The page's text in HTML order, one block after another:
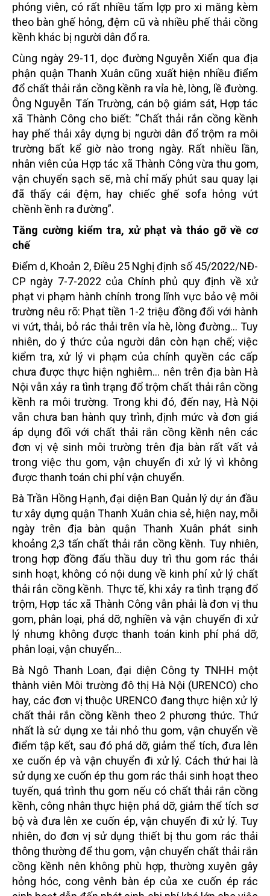
phóng viên, có rất nhiều tấm lợp pro xi măng kèm
theo bàn ghế hỏng, đệm cũ và nhiều phế thải cồng
kềnh khác bị người dân đổ ra.
Cùng ngày 29-11, dọc đường Nguyễn Xiển qua địa
phận quận Thanh Xuân cũng xuất hiện nhiều điểm
đổ chất thải rắn cồng kềnh ra vỉa hè, lòng, lề đường.
Ông Nguyễn Tấn Trường, cán bộ giám sát, Hợp tác
xã Thành Công cho biết: “Chất thải rắn cồng kềnh
hay phế thải xây dựng bị người dân đổ trộm ra môi
trường bất kể giờ nào trong ngày. Rất nhiều lần,
nhân viên của Hợp tác xã Thành Công vừa thu gom,
vận chuyển sạch sẽ, mà chỉ mấy phút sau quay lại
đã thấy cái đệm, hay chiếc ghế sofa hỏng vứt
chềnh ềnh ra đường”.
Tăng cường kiểm tra, xử phạtvà tháo gỡ về cơ
chế
Điểm d, Khoản 2, Điều 25 Nghị định số 45/2022/NĐ-
CP ngày 7-7-2022 của Chính phủ quy định về xử
phạt vi phạm hành chính trong lĩnh vực bảo vệ môi
trường nêu rõ: Phạt tiền 1-2 triệu đồng đối với hành
vi vứt, thải, bỏ rác thải trên vỉa hè, lòng đường… Tuy
nhiên, do ý thức của người dân còn hạn chế; việc
kiểm tra, xử lý vi phạm của chính quyền các cấp
chưa được thực hiện nghiêm… nên trên địa bàn Hà
Nội vẫn xảy ra tình trạng đổ trộm chất thải rắn cồng
kềnh ra môi trường. Trong khi đó, đến nay, Hà Nội
vẫn chưa ban hành quy trình, định mức và đơn giá
áp dụng đối với chất thải rắn cồng kềnh nên các
đơn vị vệ sinh môi trường trên địa bàn rất vất vả
trong việc thu gom, vận chuyển đi xử lý vì không
được thanh toán chi phí vận chuyển.
Bà Trần Hồng Hạnh, đại diện Ban Quản lý dự án đầu
tư xây dựng quận Thanh Xuân chia sẻ, hiện nay, mỗi
ngày trên địa bàn quận Thanh Xuân phát sinh
khoảng 2,3 tấn chất thải rắn cồng kềnh. Tuy nhiên,
trong hợp đồng đấu thầu duy trì thu gom rác thải
sinh hoạt, không có nội dung về kinh phí xử lý chất
thải rắn cồng kềnh. Thực tế, khi xảy ra tình trạng đổ
trộm, Hợp tác xã Thành Công vẫn phải là đơn vị thu
gom, phân loại, phá dỡ, nghiền và vận chuyển đi xử
lý nhưng không được thanh toán kinh phí phá dỡ,
phân loại, vận chuyển...
Bà Ngô Thanh Loan, đại diện Công ty TNHH một
thành viên Môi trường đô thị Hà Nội (URENCO) cho
hay, các đơn vị thuộc URENCO đang thực hiện xử lý
chất thải rắn cồng kềnh theo 2 phương thức. Thứ
nhất là sử dụng xe tải nhỏ thu gom, vận chuyển về
điểm tập kết, sau đó phá dỡ, giảm thể tích, đưa lên
xe cuốn ép và vận chuyển đi xử lý. Cách thứ hai là
sử dụng xe cuốn ép thu gom rác thải sinh hoạt theo
tuyến, quá trình thu gom nếu có chất thải rắn cồng
kềnh, công nhân thực hiện phá dỡ, giảm thể tích sơ
bộ và đưa lên xe cuốn ép, vận chuyển đi xử lý. Tuy
nhiên, do đơn vị sử dụng thiết bị thu gom rác thải
thông thường để thu gom, vận chuyển chất thải rắn
cồng kềnh nên không phù hợp, thường xuyên gây
hỏng hóc, cong vênh bàn ép của xe cuốn ép rác